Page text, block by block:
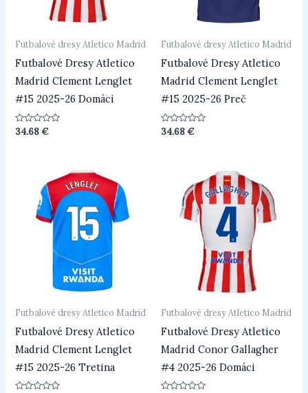
Futbalové dresy Atletico Madrid
Futbalové Dresy Atletico
Madrid Clement Lenglet
#15 2025-26 Domáci
Hodnotenie
34.68€
Futbalové dresy Atletico Madrid
Futbalové Dresy Atletico
Madrid Clement Lenglet
#15 2025-26 Preč
Hodnotenie
34.68€
Futbalové dresy Atletico Madrid
Futbalové Dresy Atletico
Madrid Clement Lenglet
#15 2025-26 Tretina
Futbalové dresy Atletico Madrid
Futbalové Dresy Atletico
Madrid Conor Gallagher
#4 2025-26 Domáci